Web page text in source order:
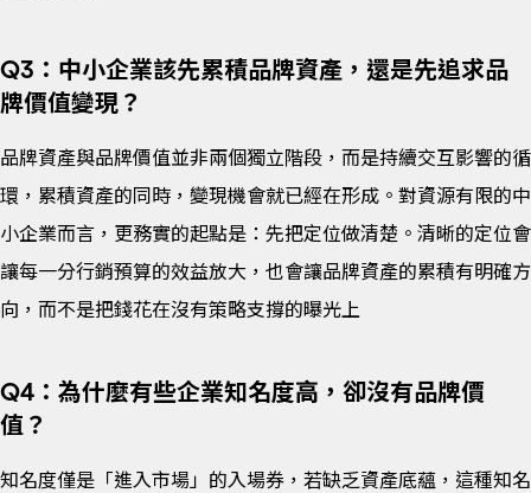
Q3：中小企業該先累積品牌資產，還是先追求品
牌價值變現？
品牌資產與品牌價值並非兩個獨立階段，而是持續交互影響的循
環，累積資產的同時，變現機會就已經在形成。對資源有限的中
小企業而言，更務實的起點是：先把定位做清楚。清晰的定位會
讓每一分行銷預算的效益放大，也會讓品牌資產的累積有明確方
向，而不是把錢花在沒有策略支撐的曝光上
Q4：為什麼有些企業知名度高，卻沒有品牌價
值？
知名度僅是「進入市場」的入場券，若缺乏資產底蘊，這種知名